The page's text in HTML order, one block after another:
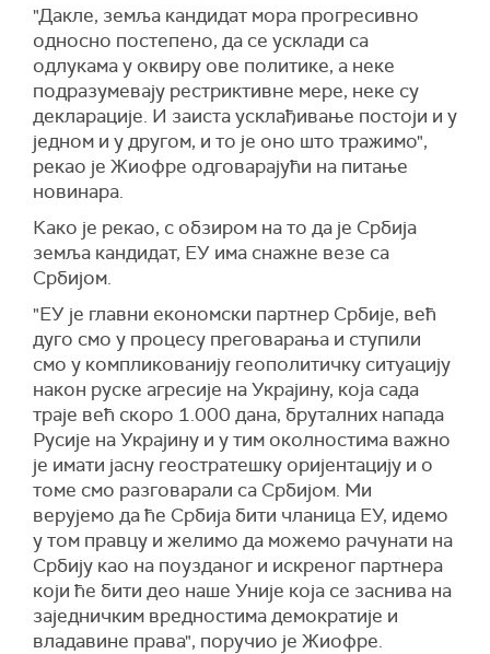
"Дакле, земља кандидат мора прогресивно
односно постепено, да се усклади са
одлукама у оквиру ове политике, а неке
подразумевају рестриктивне мере, неке су
декларације. И заиста усклађивање постоји и у
једном и у другом, и то је оно што тражимо",
рекао је Жиофре одговарајући на питање
новинара.
Како је рекао, с обзиром на то да је Србија
земља кандидат, ЕУ има снажне везе са
Србијом.
"ЕУ је главни економски партнер Србије, већ
дуго смо у процесу преговарања и ступили
смо у компликованију геополитичку ситуацију
након руске агресије на Украјину, која сада
траје већ скоро 1.000 дана, бруталних напада
Русије на Украјину и у тим околностима важно
је имати јасну геостратешку оријентацију и о
томе смо разговарали са Србијом. Ми
верујемо да ће Србија бити чланица ЕУ, идемо
у том правцу и желимо да можемо рачунати на
Србију као на поузданог и искреног партнера
који ће бити део наше Уније која се заснива на
заједничким вредностима демократије и
владавине права", поручио је Жиофре.